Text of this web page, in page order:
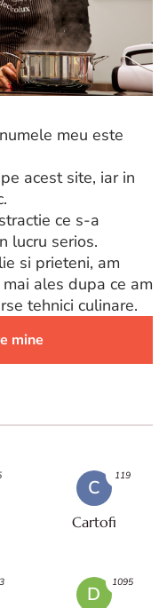
meu este
acest site, iar in
ce s-a
lucru serios.
si prieteni, am
ales dupa ce am
tehnici culinare.
mine
C
Cartofi
119
D
1095